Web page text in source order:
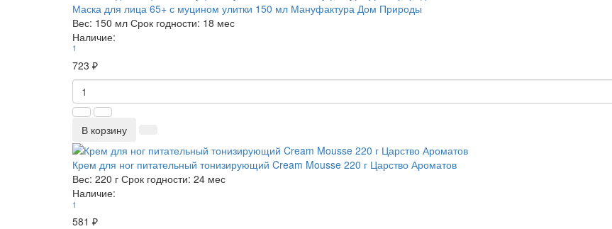
Маска для лица 65+ с муцином улитки 150 мл Мануфактура Дом Природы
Вес: 150 мл Срок годности: 18 мес
Наличие:
1
723 ₽
В корзину
Крем для ног питательный тонизирующий Cream Mousse 220 г Царство Ароматов
Вес: 220 г Срок годности: 24 мес
Наличие:
1
581 ₽